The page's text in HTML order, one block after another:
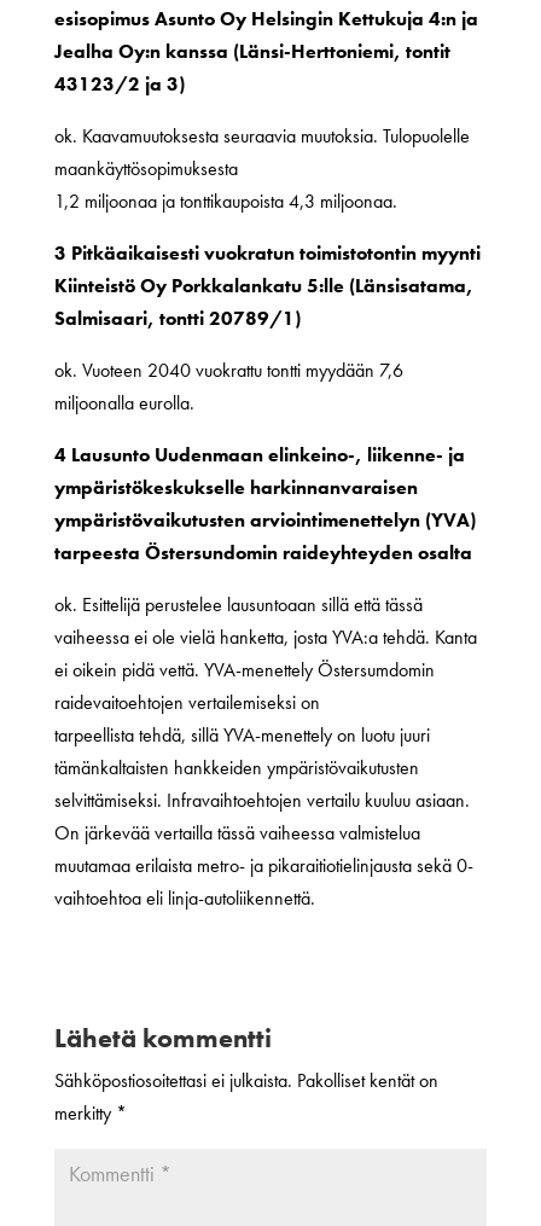
esisopimus Asunto Oy Helsingin Kettukuja 4:n ja
Jealha Oy:n kanssa (Länsi-Herttoniemi, tontit
43123/2 ja 3)
ok. Kaavamuutoksesta seuraavia muutoksia. Tulopuolelle
maankäyttösopimuksesta
1,2 miljoonaa ja tonttikaupoista 4,3 miljoonaa.
3 Pitkäaikaisesti vuokratun toimistotontin myynti
Kiinteistö Oy Porkkalankatu 5:lle (Länsisatama,
Salmisaari, tontti 20789/1)
ok. Vuoteen 2040 vuokrattu tontti myydään 7,6
miljoonalla eurolla.
4 Lausunto Uudenmaan elinkeino-, liikenne- ja
ympäristökeskukselle harkinnanvaraisen
ympäristövaikutusten arviointimenettelyn (YVA)
tarpeesta Östersundomin raideyhteyden osalta
ok. Esittelijä perustelee lausuntoaan sillä että tässä
vaiheessa ei ole vielä hanketta, josta YVA:a tehdä. Kanta
ei oikein pidä vettä. YVA-menettely Östersumdomin
raidevaitoehtojen vertailemiseksi on
tarpeellista tehdä, sillä YVA-menettely on luotu juuri
tämänkaltaisten hankkeiden ympäristövaikutusten
selvittämiseksi. Infravaihtoehtojen vertailu kuuluu asiaan.
On järkevää vertailla tässä vaiheessa valmistelua
muutamaa erilaista metro- ja pikaraitiotielinjausta sekä 0-
vaihtoehtoa eli linja-autoliikennettä.
Lähetä kommentti
Sähköpostiosoitettasi ei julkaista. Pakolliset kentät on
merkitty *